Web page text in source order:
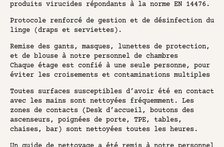
produits virucides répondants à la norme EN 14476.
Protocole renforcé de gestion et de désinfection du
linge (draps et serviettes).
Remise des gants, masques, lunettes de protection,
et de blouse à notre personnel de chambres
Chaque étage est confié à une seule personne, pour
éviter les croisements et contaminations multiples
Toutes surfaces susceptibles d’avoir été en contact
avec les mains sont nettoyées fréquemment. Les
zones de contacts (Desk d’accueil, boutons des
ascenseurs, poignées de porte, TPE, tables,
chaises, bar) sont nettoyées toutes les heures.